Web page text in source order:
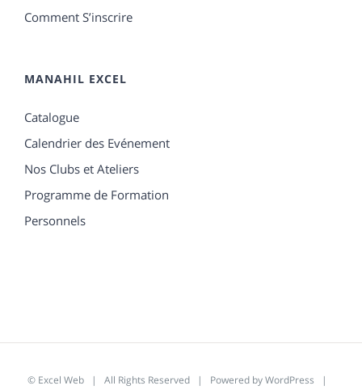
Comment S’inscrire
MANAHIL EXCEL
Catalogue
Calendrier des Evénement
Nos Clubs et Ateliers
Programme de Formation
Personnels
© Excel Web | All Rights Reserved | Powered byWordPress |